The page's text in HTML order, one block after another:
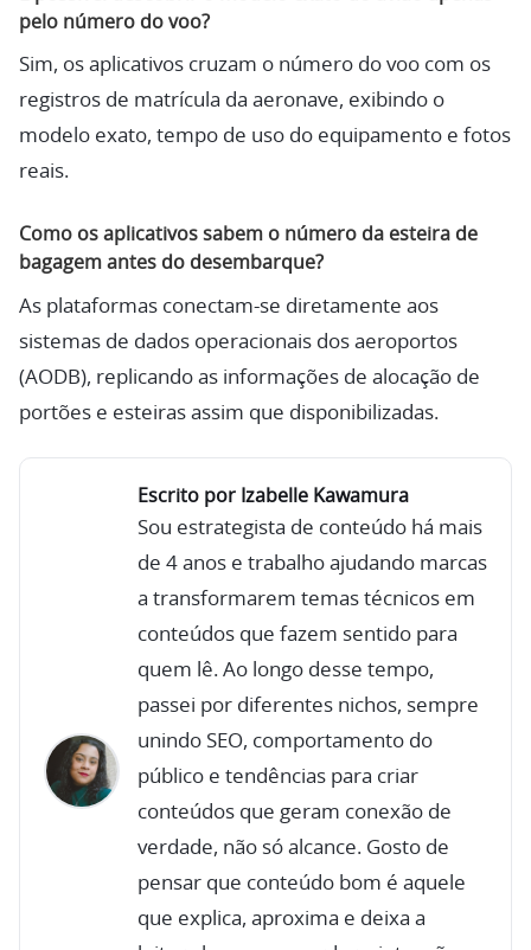
pelo número do voo?
Sim, os aplicativos cruzam o número do voo com os
registros de matrícula da aeronave, exibindo o
modelo exato, tempo de uso do equipamento e fotos
reais.
Como os aplicativos sabem o número da esteira de
bagagem antes do desembarque?
As plataformas conectam-se diretamente aos
sistemas de dados operacionais dos aeroportos
(AODB), replicando as informações de alocação de
portões e esteiras assim que disponibilizadas.
Escrito por Izabelle Kawamura
Sou estrategista de conteúdo há mais
de 4 anos e trabalho ajudando marcas
a transformarem temas técnicos em
conteúdos que fazem sentido para
quem lê. Ao longo desse tempo,
passei por diferentes nichos, sempre
unindo SEO, comportamento do
público e tendências para criar
conteúdos que geram conexão de
verdade, não só alcance. Gosto de
pensar que conteúdo bom é aquele
que explica, aproxima e deixa a